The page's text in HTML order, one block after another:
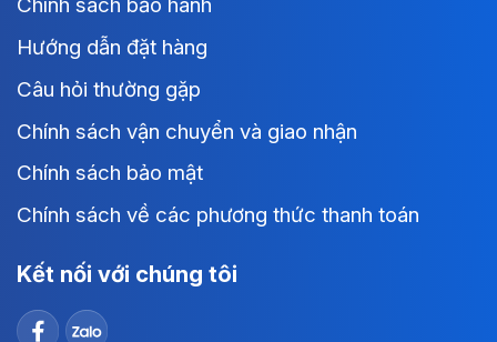
Chính sách bảo hành
Hướng dẫn đặt hàng
Câu hỏi thường gặp
Chính sách vận chuyển và giao nhận
Chính sách bảo mật
Chính sách về các phương thức thanh toán
Kết nối với chúng tôi